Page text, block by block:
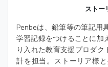
ストー
Penbeは、鉛筆等の筆記用
学習記録をつけることに加
り入れた教育支援プロダク
計を担当。ストーリア様